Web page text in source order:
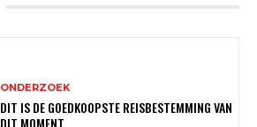
ONDERZOEK
DIT IS DE GOEDKOOPSTE REISBESTEMMING VAN